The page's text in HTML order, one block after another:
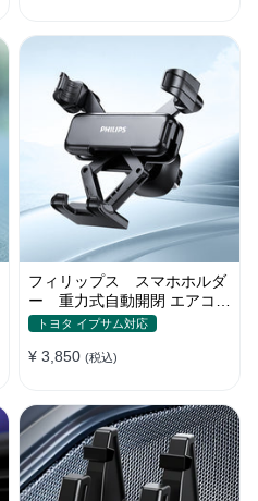
フィリップス スマホホルダ
ー 重力式自動開閉 エアコン
吹き出し口用 クリップ式 車
トヨタ イプサム対応
¥ 3,850 (税込)